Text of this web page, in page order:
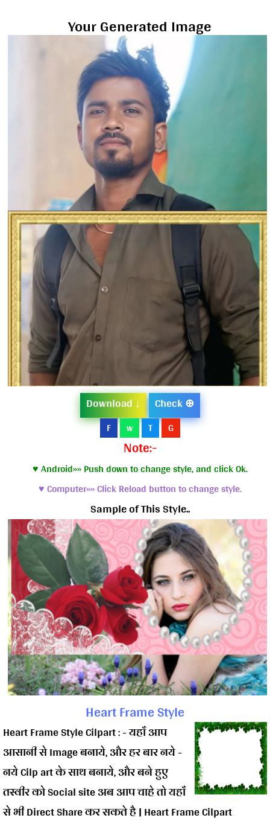
Your Generated Image
Download ↓ Check ⊕
F w T G
Note:-
♥ Android»» Push down to change style, and click Ok.
♥ Computer»» Click Reload button to change style.
Sample of This Style..
Heart Frame Style
Heart Frame Style Cilpart : - यहाँ आप
आसानी से Image बनाये, और हर बार नये -
नये Cilp art के साथ बनाये, और बने हुए
तस्वीर को Social site अब आप चाहे तो यहाँ
से भी Direct Share कर सकते है | Heart Frame Cilpart